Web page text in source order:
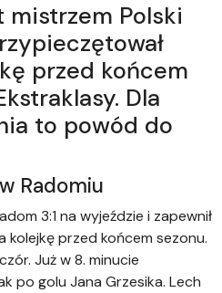
mistrzem Polski
przed końcem
Dla
to powód do
Radomiu
3:1 na wyjeździe i zapewnił
przed końcem sezonu.
Już w 8. minucie
po golu Jana Grzesika. Lech